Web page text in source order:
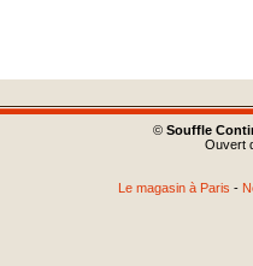
© Souffle
Ouvert
Le magasin à Paris -